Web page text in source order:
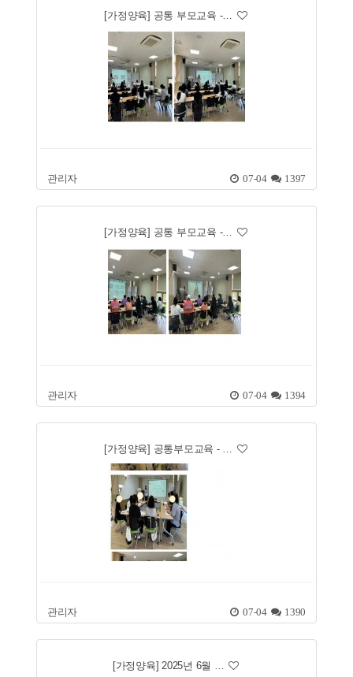
[가정양육] 공통 부모교육 -…
관리자 07-04 1397
[가정양육] 공통 부모교육 -…
관리자 07-04 1394
[가정양육] 공통부모교육 - …
관리자 07-04 1390
[가정양육] 2025년 6월 …